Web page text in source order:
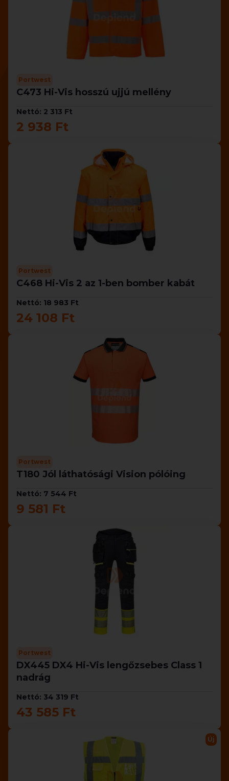
Portwest
C473 Hi-Vis hosszú ujjú mellény
Nettó: 2 313 Ft
2 938 Ft
Portwest
C468 Hi-Vis 2 az 1-ben bomber kabát
Nettó: 18 983 Ft
24 108 Ft
Portwest
T180 Jól láthatósági Vision pólóing
Nettó: 7 544 Ft
9 581 Ft
Portwest
DX445 DX4 Hi-Vis lengőzsebes Class 1
nadrág
Nettó: 34 319 Ft
43 585 Ft
Új